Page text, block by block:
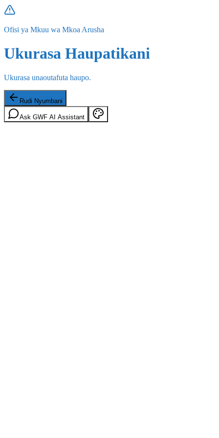
Ofisi ya Mkuu wa Mkoa Arusha
Ukurasa Haupatikani
Ukurasa unaoutafuta haupo.
Rudi Nyumbani
Ask GWF AI Assistant